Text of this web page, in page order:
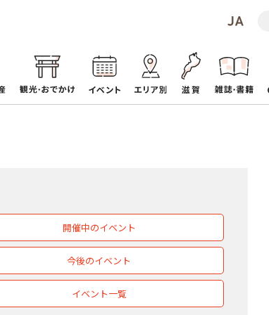
開催中のイベント
今後のイベント
イベント一覧